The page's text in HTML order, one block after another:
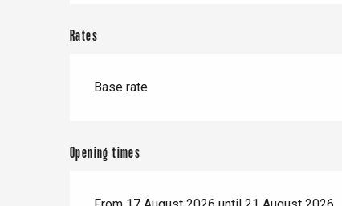
Offranville
Rates
Base rate
Opening times